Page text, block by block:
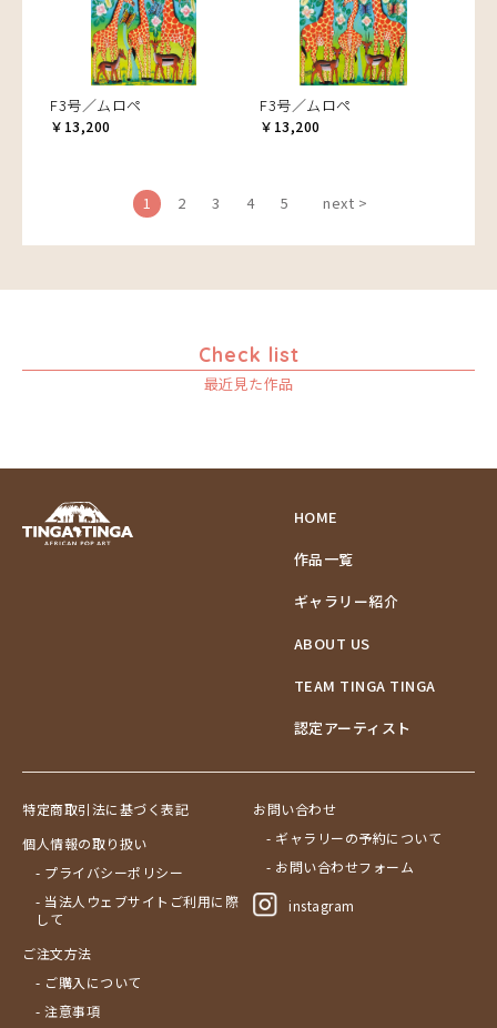
F3号／ムロペ
￥13,200
F3号／ムロペ
￥13,200
1 2 3 4 5 next >
Check list
最近見た作品
HOME
作品一覧
ギャラリー紹介
ABOUT US
TEAM TINGA TINGA
認定アーティスト
特定商取引法に基づく表記
個人情報の取り扱い
- プライバシーポリシー
- 当法人ウェブサイトご利用に際
して
ご注文方法
- ご購入について
- 注意事項
お問い合わせ
- ギャラリーの予約について
- お問い合わせフォーム
instagram